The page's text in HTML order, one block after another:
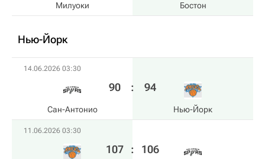
Милуоки Бостон
Нью-Йорк
14.06.2026 03:30
Сан-Антонио
90 : 94
Нью-Йорк
11.06.2026 03:30
107 : 106